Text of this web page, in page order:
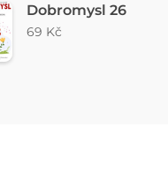
Dobromysl 26
69 Kč